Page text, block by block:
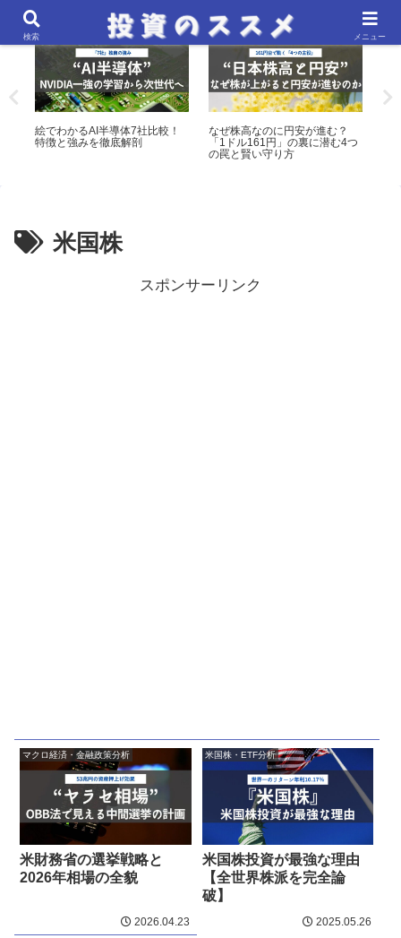
米国株・ETF分析
絵でわかるAI半導体7社比較！
特徴と強みを徹底解剖
なぜ株高なのに円安が進む？
「1ドル161円」の裏に潜む4つ
の罠と賢い守り方
米国株
スポンサーリンク
マクロ経済・金融政策分析
米財務省の選挙戦略と
2026年相場の全貌
2026.04.23
米国株・ETF分析
米国株投資が最強な理由
【全世界株派を完全論
破】
2025.05.26
検索 メニュー